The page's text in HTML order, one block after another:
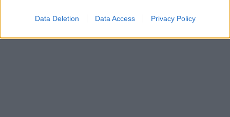
Data Deletion Data Access Privacy Policy